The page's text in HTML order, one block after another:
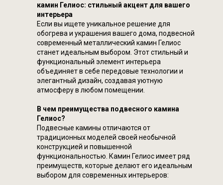
камин Гелиос: стильный акцент для вашего
интерьера
Если вы ищете уникальное решение для
обогрева и украшения вашего дома, подвесной
современный металлический камин Гелиос
станет идеальным выбором. Этот стильный и
функциональный элемент интерьера
объединяет в себе передовые технологии и
элегантный дизайн, создавая уютную
атмосферу в любом помещении.
В чем преимущества подвесного камина
Гелиос?
Подвесные камины отличаются от
традиционных моделей своей необычной
конструкцией и повышенной
функциональностью. Камин Гелиос имеет ряд
преимуществ, которые делают его идеальным
выбором для современных интерьеров: